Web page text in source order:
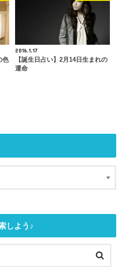
色
2016.1.17
【誕生日占い】2月14日生まれの
運命
しよう♪